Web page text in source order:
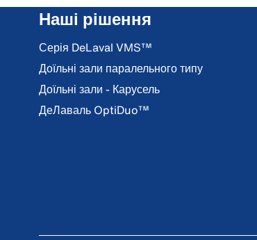
Наші рішення
Серія DeLaval VMS™
Доїльні зали паралельного типу
Доїльні зали - Карусель
ДеЛаваль OptiDuo™